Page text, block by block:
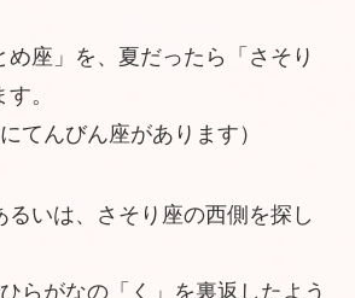
座」を、夏だったら「さそり
。
てんびん座があります）
るいは、さそり座の西側を探し
らがなの「く」を裏返したよう